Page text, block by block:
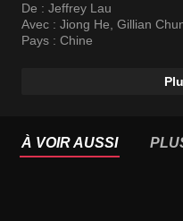
De : Jeffrey Lau
Avec : Jiong He, Gillian
Pays : Chine
À VOIR AUSSI